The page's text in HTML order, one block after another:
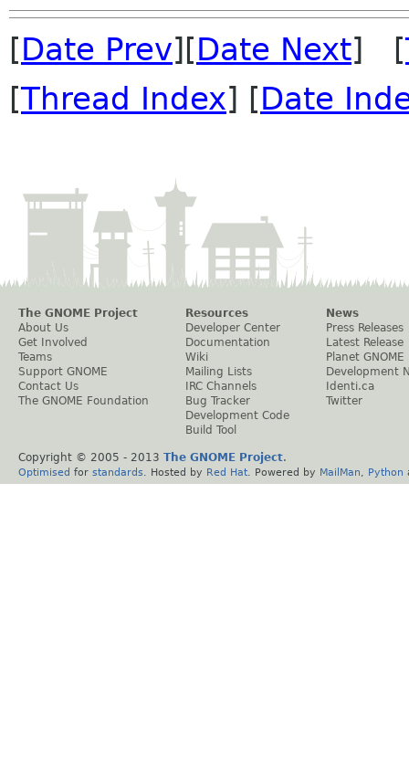
[Date Prev][Date Next] [
[Thread Index] [Date
The GNOME Project
About Us
Get Involved
Teams
Support GNOME
Contact Us
The GNOME Foundation
Resources
Developer Center
Documentation
Wiki
Mailing Lists
IRC Channels
Bug Tracker
Development Code
Build Tool
News
Press Releases
Latest Release
Planet GNOME
Development
Identi.ca
Twitter
Copyright © 2005 - 2013 The GNOME Project.
Optimised for standards . Hosted by Red Hat . Powered by MailMan Python